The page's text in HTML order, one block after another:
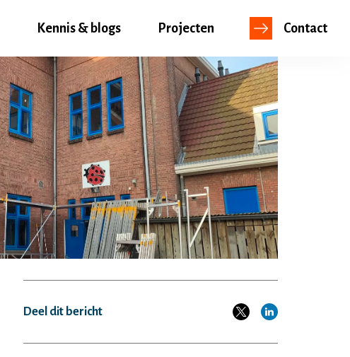
Kennis & blogs Projecten Contact
Deel dit bericht